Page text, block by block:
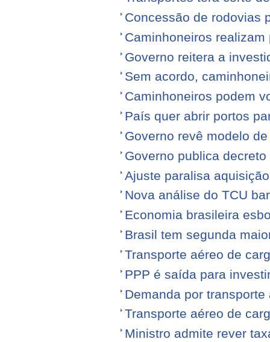
Concessão de rodovias
Caminhoneiros
Governo reitera a
Sem acordo,
Caminhoneiros podem
País quer abrir portos
Governo revê modelo
Governo publica
Ajuste paralisa
Nova análise do TCU
Economia brasileira
Brasil tem segunda
Transporte aéreo de
PPP é saída para
Demanda por
Transporte aéreo de
Ministro admite rever